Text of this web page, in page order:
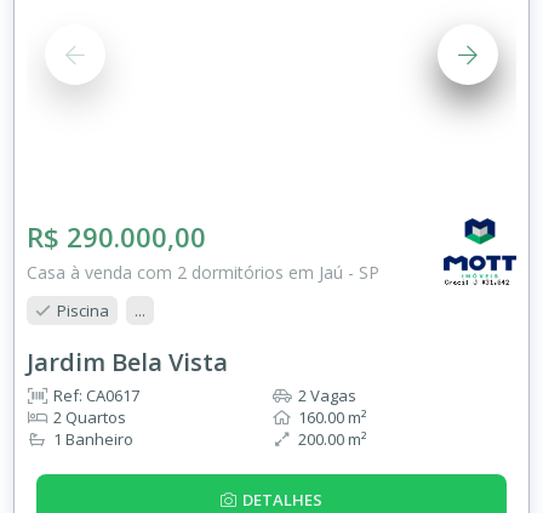
R$ 290.000,00
Casa à venda com 2 dormitórios em Jaú - SP
Piscina ...
Jardim Bela Vista
Ref: CA0617
2 Quartos
1 Banheiro
2 Vagas
160.00 m²
200.00 m²
DETALHES